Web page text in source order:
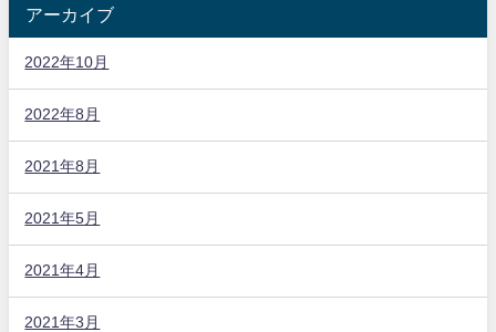
アーカイブ
2022年10月
2022年8月
2021年8月
2021年5月
2021年4月
2021年3月